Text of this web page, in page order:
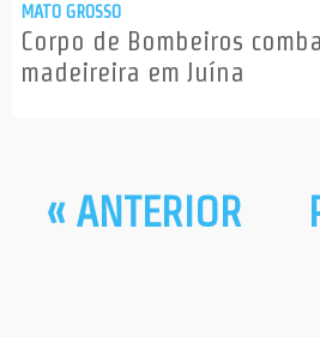
MATO GROSSO
Corpo de Bombeiros
madeireira em Juína
« ANTERIOR